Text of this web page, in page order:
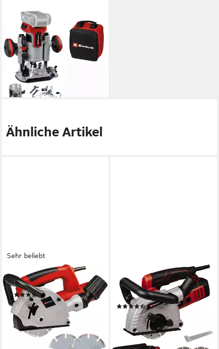
EINHELL
Akku-Fräse Professional 18V
Akku-Oberfräsen-
Kantenfräsen-Set TP-RO 18
Set BL-Solo
189,99 €
lieferbar - in 3-4 Werktagen bei dir
Ähnliche Artikel
Sehr beliebt
EINHELL
Mauernutfräse TC-MA 1300
(27)
100,96 € UVP118,95 €
-15%
lieferbar - in 3-4 Werktagen bei dir
Mauernutfräse TE-MA 1500,
inkl. 2 Diamant-Trennscheiben
(2)
139,99 € UVP171,95 €
-19%
lieferbar - in 3-4 Werktagen bei dir